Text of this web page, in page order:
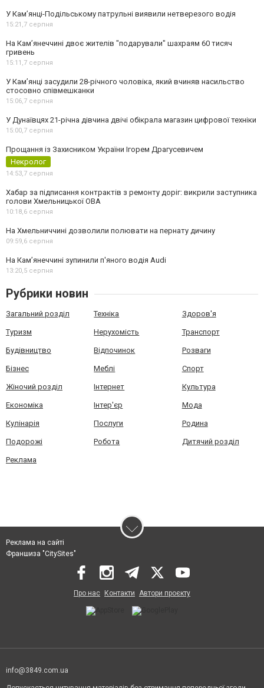
У Кам’янці-Подільському патрульні виявили нетверезого водія
15:21,7 серпня
На Камʼянеччині двоє жителів "подарували" шахраям 60 тисяч
гривень
15:11,7 серпня
У Камʼянці засудили 28-річного чоловіка, який вчиняв насильство
стосовно співмешканки
15:06,7 серпня
У Дунаївцях 21-річна дівчина двічі обікрала магазин цифрової техніки
15:00,7 серпня
Прощання із Захисником України Ігорем Драгусевичем
Некролог
14:53,7 серпня
Хабар за підписання контрактів з ремонту доріг: викрили заступника
голови Хмельницької ОВА
10:18,6 серпня
На Хмельниччині дозволили полювати на пернату дичину
09:59,6 серпня
На Камʼянеччині зупинили п'яного водія Audi
13:20,5 серпня
Рубрики новин
Загальний розділ Техніка Здоров'я
Туризм Нерухомість Транспорт
Будівництво Відпочинок Розваги
Бізнес Меблі Спорт
Жіночий розділ Інтернет Культура
Економіка Інтер'єр Мода
Кулінарія Послуги Родина
Подорожі Робота Дитячий розділ
Реклама
Реклама на сайті
Франшиза "CitySites"
Про нас Контакти Автори проєкту
info@3849.com.ua